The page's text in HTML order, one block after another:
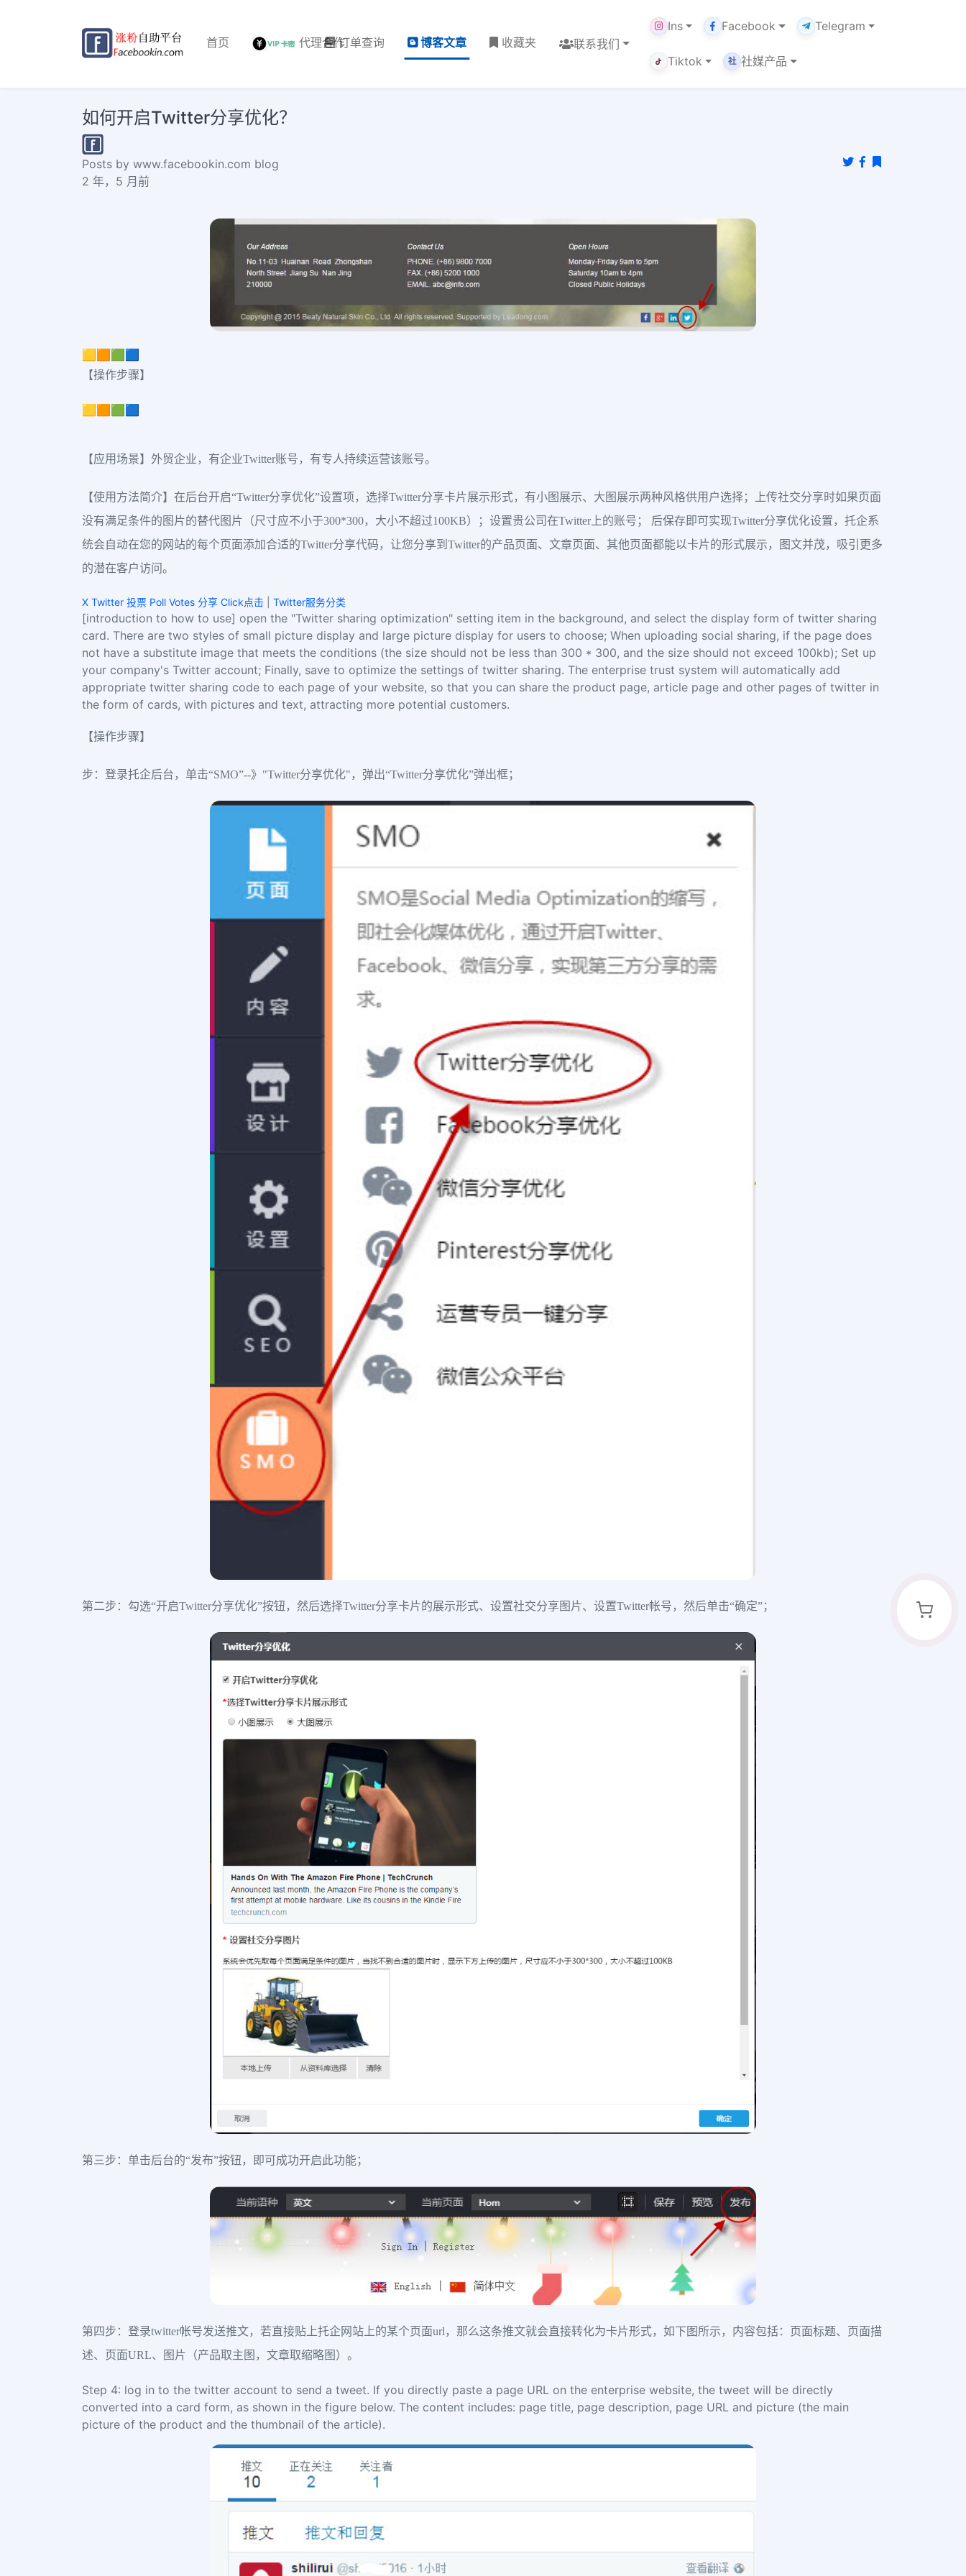
首页 代理合作订单查询 博客文章 收藏夹 联系我们
Ins Facebook Telegram
Tiktok 社 社媒产品
如何开启Twitter分享优化？
Posts by www.facebookin.com blog
2 年，5 月前
🟨🟧🟩🟦
【操作步骤】
🟨🟧🟩🟦
【应用场景】外贸企业，有企业Twitter账号，有专人持续运营该账号。
【使用方法简介】在后台开启“Twitter分享优化”设置项，选择Twitter分享卡片展示形式，有小图展示、大图展示两种风格供用户选择；上传社交分享时如果页面
没有满足条件的图片的替代图片（尺寸应不小于300*300，大小不超过100KB）；设置贵公司在Twitter上的账号； 后保存即可实现Twitter分享优化设置，托企系
统会自动在您的网站的每个页面添加合适的Twitter分享代码，让您分享到Twitter的产品页面、文章页面、其他页面都能以卡片的形式展示，图文并茂，吸引更多
的潜在客户访问。
X Twitter 投票 Poll Votes 分享 Click点击 Twitter服务分类
[introduction to how to use] open the "Twitter sharing optimization" setting item in the background, and select the display form of twitter sharing
card. There are two styles of small picture display and large picture display for users to choose; When uploading social sharing, if the page does
not have a substitute image that meets the conditions (the size should not be less than 300 * 300, and the size should not exceed 100kb); Set up
your company's Twitter account; Finally, save to optimize the settings of twitter sharing. The enterprise trust system will automatically add
appropriate twitter sharing code to each page of your website, so that you can share the product page, article page and other pages of twitter in
the form of cards, with pictures and text, attracting more potential customers.
【操作步骤】
步：登录托企后台，单击“SMO”--》"Twitter分享优化"，弹出“Twitter分享优化”弹出框；
第二步：勾选“开启Twitter分享优化”按钮，然后选择Twitter分享卡片的展示形式、设置社交分享图片、设置Twitter帐号，然后单击“确定”；
第三步：单击后台的“发布”按钮，即可成功开启此功能；
第四步：登录twitter帐号发送推文，若直接贴上托企网站上的某个页面url，那么这条推文就会直接转化为卡片形式，如下图所示，内容包括：页面标题、页面描
述、页面URL、图片（产品取主图，文章取缩略图）。
Step 4: log in to the twitter account to send a tweet. If you directly paste a page URL on the enterprise website, the tweet will be directly
converted into a card form, as shown in the figure below. The content includes: page title, page description, page URL and picture (the main
picture of the product and the thumbnail of the article).